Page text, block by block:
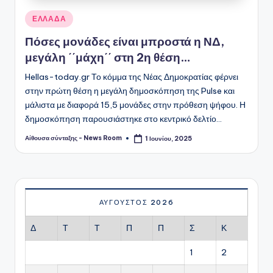
Αναρτήθηκε
σε
ΕΛΛΑΔΑ
Πόσες μονάδες είναι μπροστά η ΝΔ,
μεγάλη ΄΄μάχη΄΄ στη 2η θέση…
Hellas-today.gr Το κόμμα της Νέας Δημοκρατίας φέρνει
στην πρώτη θέση η μεγάλη δημοσκόπηση της Pulse και
μάλιστα με διαφορά 15,5 μονάδες στην πρόθεση ψήφου. Η
δημοσκόπηση παρουσιάστηκε στο κεντρικό δελτίο…
Συγγραφέας:
Αίθουσα σύνταξης - News Room 1 Ιουνίου, 2025
ΑΎΓΟΥΣΤΟΣ 2026
Δ Τ Τ Π Π Σ Κ
1 2